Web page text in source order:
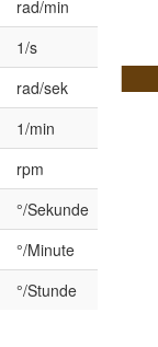
rad/min
1/s
rad/sek
1/min
rpm
°/Sekunde
°/Minute
°/Stunde